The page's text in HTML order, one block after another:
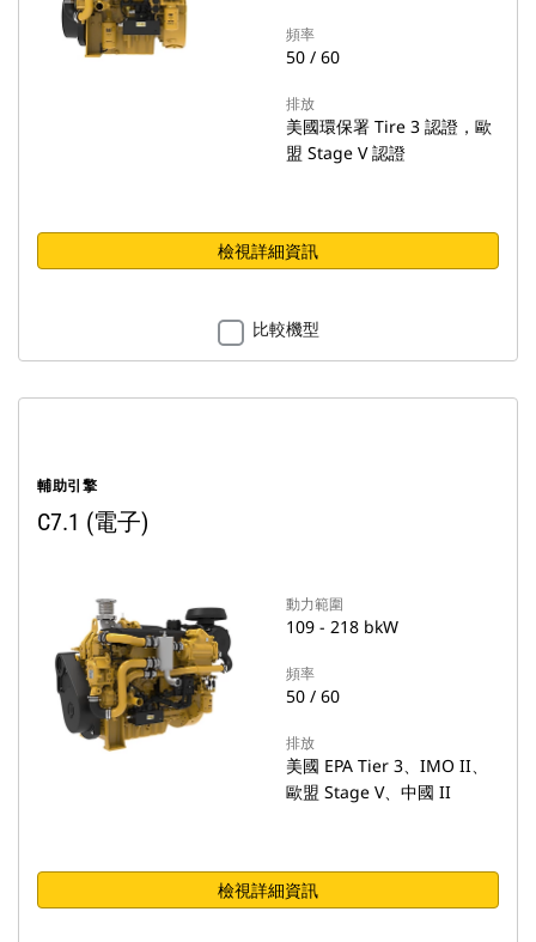
頻率
50 / 60
排放
美國環保署 Tire 3 認證，歐
盟 Stage V 認證
檢視詳細資訊
比較機型
輔助引擎
C7.1 (電子)
動力範圍
109 - 218 bkW
頻率
50 / 60
排放
美國 EPA Tier 3、IMO II、
歐盟 Stage V、中國 II
檢視詳細資訊